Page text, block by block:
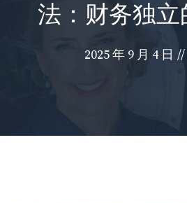
法：财务独
2025 年 9 月 4 日 //